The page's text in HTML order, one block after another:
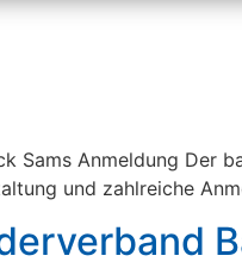
Sams Anmeldung Der
und zahlreiche